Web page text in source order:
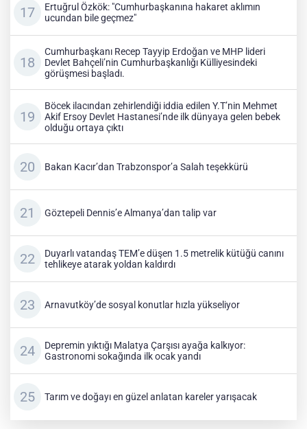
Ertuğrul Özkök: "Cumhurbaşkanına hakaret aklımın
ucundan bile geçmez"
Cumhurbaşkanı Recep Tayyip Erdoğan ve MHP lideri
Devlet Bahçeli’nin Cumhurbaşkanlığı Külliyesindeki
görüşmesi başladı.
Böcek ilacından zehirlendiği iddia edilen Y.T’nin Mehmet
Akif Ersoy Devlet Hastanesi’nde ilk dünyaya gelen bebek
olduğu ortaya çıktı
Bakan Kacır’dan Trabzonspor’a Salah teşekkürü
Göztepeli Dennis’e Almanya’dan talip var
Duyarlı vatandaş TEM’e düşen 1.5 metrelik kütüğü canını
tehlikeye atarak yoldan kaldırdı
Arnavutköy’de sosyal konutlar hızla yükseliyor
Depremin yıktığı Malatya Çarşısı ayağa kalkıyor:
Gastronomi sokağında ilk ocak yandı
Tarım ve doğayı en güzel anlatan kareler yarışacak